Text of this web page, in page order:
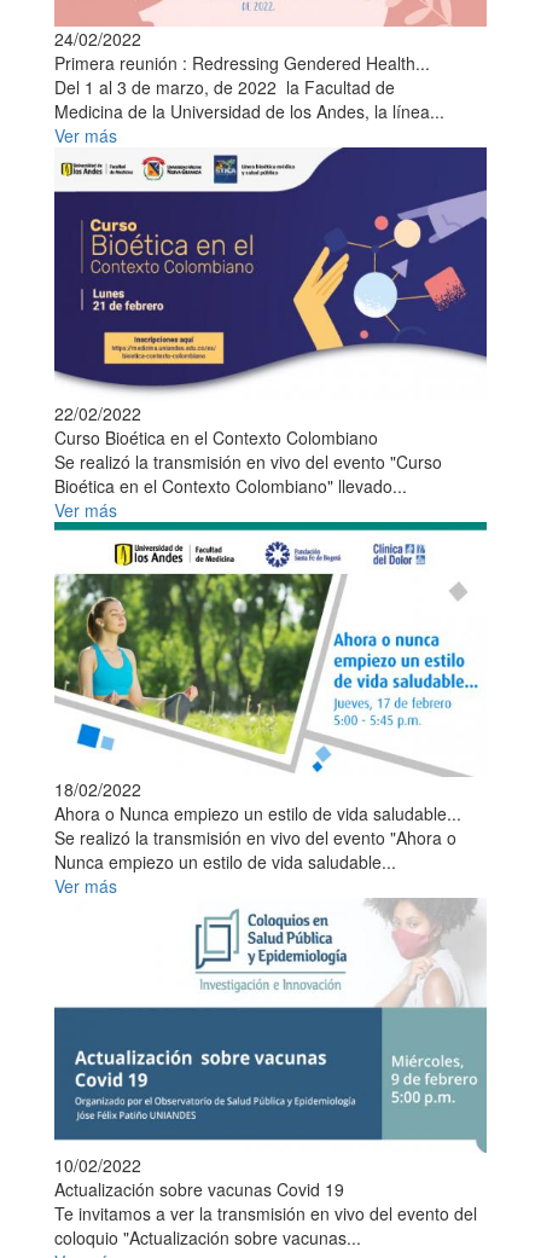
24/02/2022
Primera reunión : Redressing Gendered Health...
Del 1 al 3 de marzo, de 2022 la Facultad de
Medicina de la Universidad de los Andes, la línea...
Ver más
22/02/2022
Curso Bioética en el Contexto Colombiano
Se realizó la transmisión en vivo del evento "Curso
Bioética en el Contexto Colombiano" llevado...
Ver más
18/02/2022
Ahora o Nunca empiezo un estilo de vida saludable...
Se realizó la transmisión en vivo del evento "Ahora o
Nunca empiezo un estilo de vida saludable...
Ver más
10/02/2022
Actualización sobre vacunas Covid 19
Te invitamos a ver la transmisión en vivo del evento del
coloquio "Actualización sobre vacunas...